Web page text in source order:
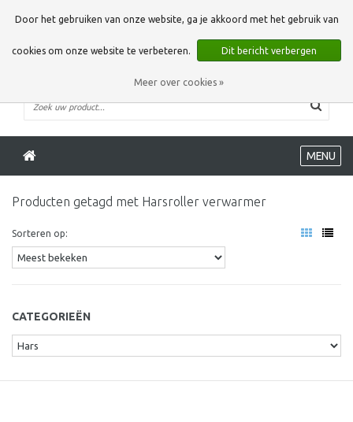
0 Artikelen
MENU
Producten getagd met Harsroller verwarmer
Sorteren op:
CATEGORIEËN
Door het gebruiken van onze website, ga je akkoord met het gebruik van
cookies om onze website te verbeteren. Dit bericht verbergen
Meer over cookies »